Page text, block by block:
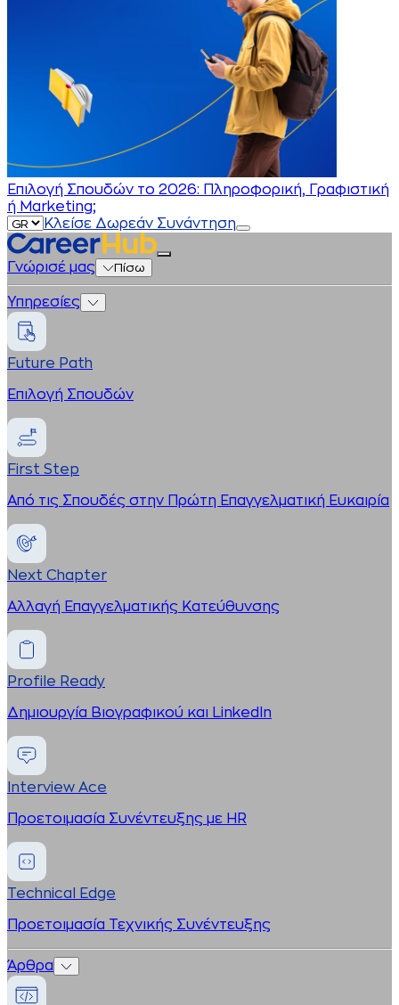
Επιλογή Σπουδών το 2026: Πληροφορική, Γραφιστική
ή Marketing;
Κλείσε Δωρεάν Συνάντηση
Γνώρισέ μας Πίσω
Υπηρεσίες
Future Path
Επιλογή Σπουδών
First Step
Από τις Σπουδές στην Πρώτη Επαγγελματική Ευκαιρία
Next Chapter
Αλλαγή Επαγγελματικής Κατεύθυνσης
Profile Ready
Δημιουργία Βιογραφικού και LinkedIn
Interview Ace
Προετοιμασία Συνέντευξης με HR
Technical Edge
Προετοιμασία Τεχνικής Συνέντευξης
Άρθρα